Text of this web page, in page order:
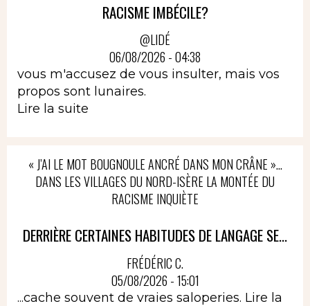
RACISME IMBÉCILE?
@LIDÉ
06/08/2026 - 04:38
vous m'accusez de vous insulter, mais vos
propos sont lunaires.
Lire la suite
« J’AI LE MOT BOUGNOULE ANCRÉ DANS MON CRÂNE »…
DANS LES VILLAGES DU NORD-ISÈRE LA MONTÉE DU
RACISME INQUIÈTE
DERRIÈRE CERTAINES HABITUDES DE LANGAGE SE...
FRÉDÉRIC C.
05/08/2026 - 15:01
...cache souvent de vraies saloperies. Lire la